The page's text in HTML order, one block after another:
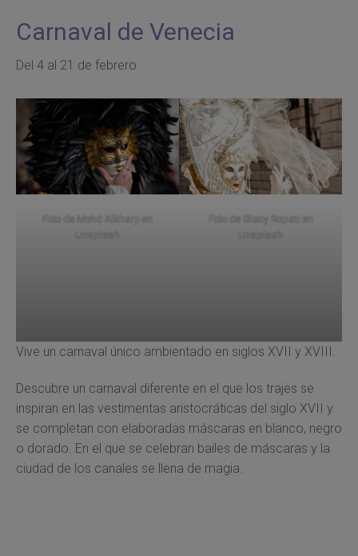
Carnaval de Venecia
Del 4 al 21 de febrero
Foto de Mohd Alkharji
en
Unsplash
Foto de Stacy Ropati en
Unsplash
Vive un carnaval único ambientado en siglos XVII y XVIII.
Descubre un carnaval diferente en el que los trajes se
inspiran en las vestimentas aristocráticas del siglo XVII y
se completan con elaboradas máscaras en blanco, negro
o dorado. En el que se celebran bailes de máscaras y la
ciudad de los canales se llena de magia.